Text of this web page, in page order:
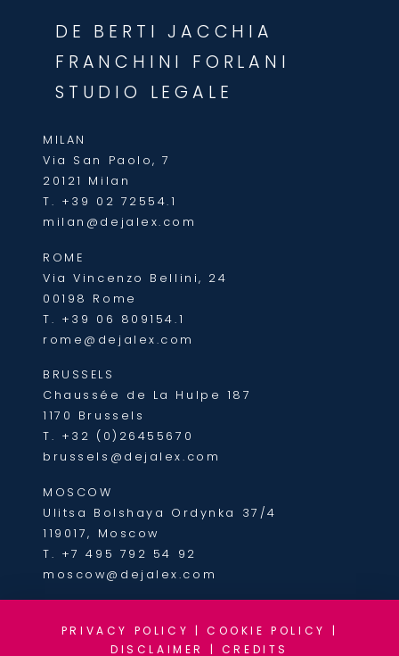
DE BERTI JACCHIA
FRANCHINI FORLANI
STUDIO LEGALE
MILAN
Via San Paolo, 7
20121 Milan
T. +39 02 72554.1
milan@dejalex.com
ROME
Via Vincenzo Bellini, 24
00198 Rome
T. +39 06 809154.1
rome@dejalex.com
BRUSSELS
Chaussée de La Hulpe 187
1170 Brussels
T. +32 (0)26455670
brussels@dejalex.com
MOSCOW
Ulitsa Bolshaya Ordynka 37/4
119017, Moscow
T. +7 495 792 54 92
moscow@dejalex.com
PRIVACY POLICY |COOKIE POLICY
|
DISCLAIMER
| CREDITS